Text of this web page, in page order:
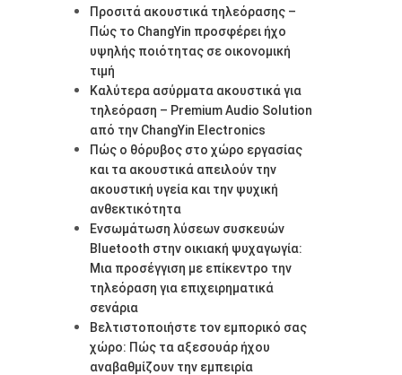
Προσιτά ακουστικά τηλεόρασης –
Πώς το ChangYin προσφέρει ήχο
υψηλής ποιότητας σε οικονομική
τιμή
Καλύτερα ασύρματα ακουστικά για
τηλεόραση – Premium Audio Solution
από την ChangYin Electronics
Πώς ο θόρυβος στο χώρο εργασίας
και τα ακουστικά απειλούν την
ακουστική υγεία και την ψυχική
ανθεκτικότητα
Ενσωμάτωση λύσεων συσκευών
Bluetooth στην οικιακή ψυχαγωγία:
Μια προσέγγιση με επίκεντρο την
τηλεόραση για επιχειρηματικά
σενάρια
Βελτιστοποιήστε τον εμπορικό σας
χώρο: Πώς τα αξεσουάρ ήχου
αναβαθμίζουν την εμπειρία